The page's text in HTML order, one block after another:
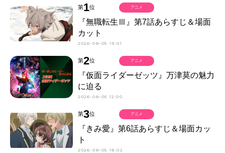
第1位
『無職転生Ⅲ』第7話あらすじ＆場面
カット
2026-08-05 19:01
アニメ
第2位
『仮面ライダーゼッツ』万津莫の魅力
に迫る
2026-08-05 12:00
アニメ
第3位
『きみ愛』第6話あらすじ＆場面カッ
ト
2026-08-05 18:02
アニメ